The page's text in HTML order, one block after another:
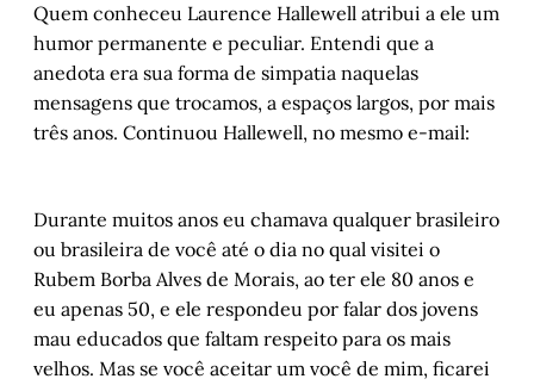
Quem conheceu Laurence Hallewell atribui a ele um
humor permanente e peculiar. Entendi que a
anedota era sua forma de simpatia naquelas
mensagens que trocamos, a espaços largos, por mais
três anos. Continuou Hallewell, no mesmo e-mail:
Durante muitos anos eu chamava qualquer brasileiro
ou brasileira de você até o dia no qual visitei o
Rubem Borba Alves de Morais, ao ter ele 80 anos e
eu apenas 50, e ele respondeu por falar dos jovens
mau educados que faltam respeito para os mais
velhos. Mas se você aceitar um você de mim, ficarei